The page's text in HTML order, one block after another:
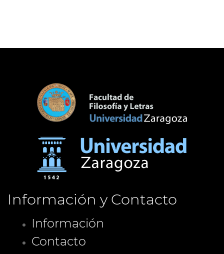
Información y Contacto
Información
Contacto